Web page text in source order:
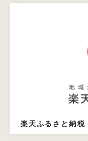
楽天ふるさと納税